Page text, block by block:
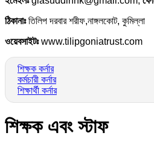
ঠিকানাঃতিলিপ দরবার শরীফ,নাঙ্গলকোট, কুমিল্লা
ওয়েবসাইটঃwww.tilipgoniatrust.com
শিক্ষক কর্নার
কর্মচারী কর্নার
শিক্ষার্থী কর্নার
শিক্ষক এবং স্টাফ